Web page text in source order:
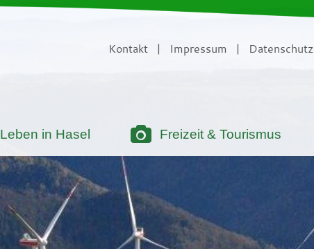
Kontakt | Impressum | Datenschutz
Leben in Hasel Freizeit & Tourismus